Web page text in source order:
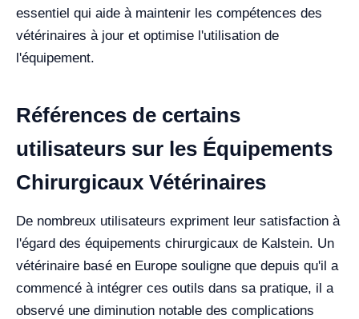
essentiel qui aide à maintenir les compétences des
vétérinaires à jour et optimise l'utilisation de
l'équipement.
Références de certains
utilisateurs sur les Équipements
Chirurgicaux Vétérinaires
De nombreux utilisateurs expriment leur satisfaction à
l'égard des équipements chirurgicaux de Kalstein. Un
vétérinaire basé en Europe souligne que depuis qu'il a
commencé à intégrer ces outils dans sa pratique, il a
observé une diminution notable des complications